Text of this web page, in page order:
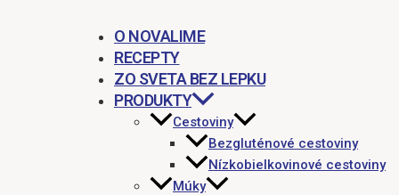
O NOVALIME
RECEPTY
ZO SVETA BEZ LEPKU
PRODUKTY
Cestoviny
Bezgluténové cestoviny
Nízkobielkovinové cestoviny
Múky